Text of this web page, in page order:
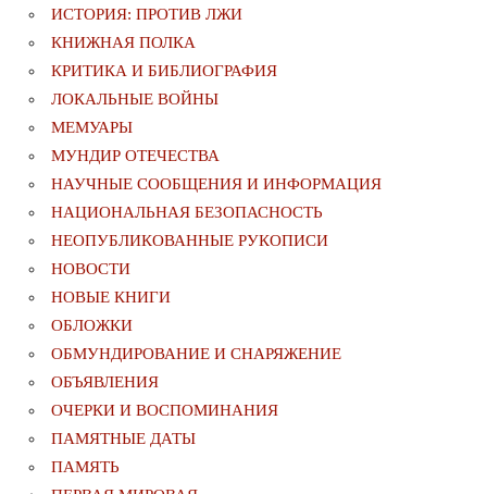
ИСТОРИЯ: ПРОТИВ ЛЖИ
КНИЖНАЯ ПОЛКА
КРИТИКА И БИБЛИОГРАФИЯ
ЛОКАЛЬНЫЕ ВОЙНЫ
МЕМУАРЫ
МУНДИР ОТЕЧЕСТВА
НАУЧНЫЕ СООБЩЕНИЯ И ИНФОРМАЦИЯ
НАЦИОНАЛЬНАЯ БЕЗОПАСНОСТЬ
НЕОПУБЛИКОВАННЫЕ РУКОПИСИ
НОВОСТИ
НОВЫЕ КНИГИ
ОБЛОЖКИ
ОБМУНДИРОВАНИЕ И СНАРЯЖЕНИЕ
ОБЪЯВЛЕНИЯ
ОЧЕРКИ И ВОСПОМИНАНИЯ
ПАМЯТНЫЕ ДАТЫ
ПАМЯТЬ